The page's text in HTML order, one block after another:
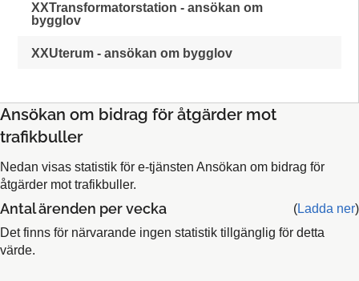
XXTransformatorstation - ansökan om
bygglov
XXUterum - ansökan om bygglov
Ansökan om bidrag för åtgärder mot
trafikbuller
Nedan visas statistik för e-tjänsten Ansökan om bidrag för
åtgärder mot trafikbuller.
Antal ärenden per vecka (Ladda ner)
Det finns för närvarande ingen statistik tillgänglig för detta
värde.